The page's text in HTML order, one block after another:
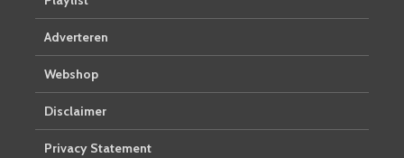
Adverteren
Webshop
Disclaimer
Privacy Statement